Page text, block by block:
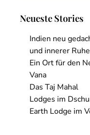
Neueste Stories
Indien neu
und innerer Ruhe
Ein Ort für den
Vana
Das Taj Mahal
Lodges im
Earth Lodge im